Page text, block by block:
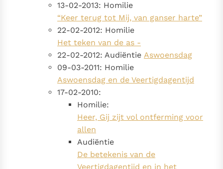
13-02-2013: Homilie
“Keer terug tot Mij, van ganser harte”
22-02-2012: Homilie
Het teken van de as -
22-02-2012: Audiëntie Aswoensdag
09-03-2011: Homilie
Aswoensdag en de Veertigdagentijd
17-02-2010:
Homilie:
Heer, Gij zijt vol ontferming voor
allen
Audiëntie
De betekenis van de
Veertigdagentijd en in het